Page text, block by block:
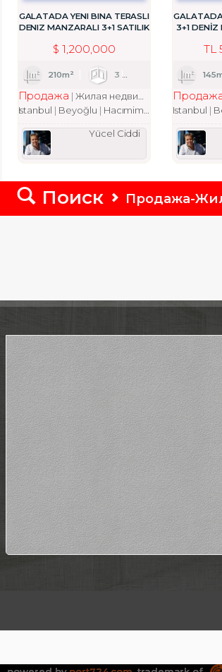
GALATADA YENI BINA TERASLI
DENIZ MANZARALI 3+1 SATILIK
$ 1,200,000
210m² 3 3
Продажа Жилая недвижимость
Istanbul
Beyoğlu Hacımimi Mah.
Yücel Ciddi
3+1
TL
Istanbul
Поиск Продажа-